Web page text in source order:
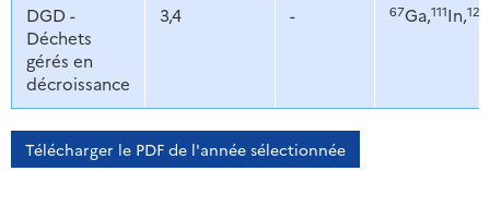
DGD -
Déchets
gérés en
décroissance
3,4 - 67Ga,111In,123
Télécharger le PDF de l'année sélectionnée